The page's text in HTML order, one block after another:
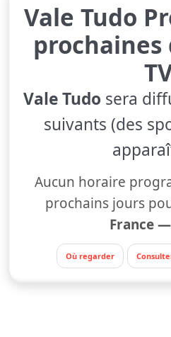
Vale Tudo
Vale Tudo sera
suivants (des
Aucun horaire
prochains jours
France
Où regarder